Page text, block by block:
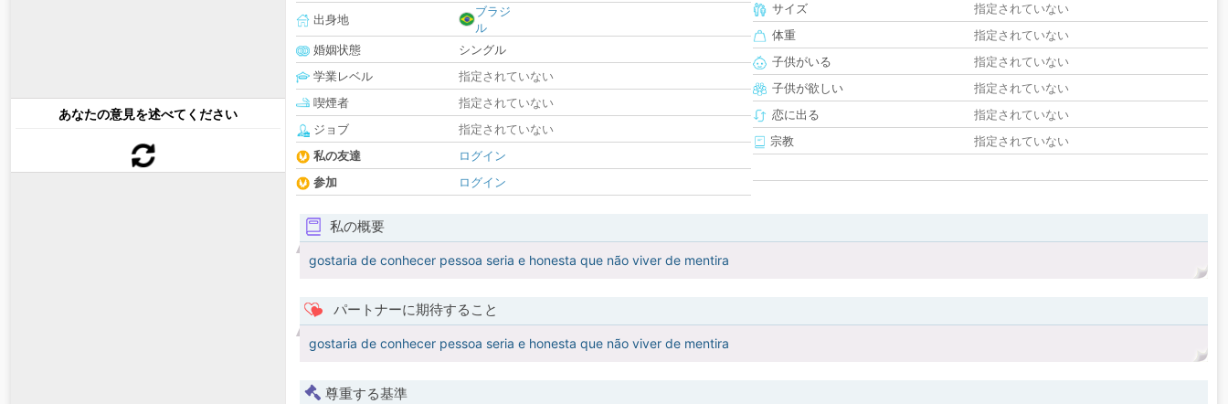
あなたの意見を述べてください
出身地
ブラジ
ル
婚姻状態
シングル
学業レベル
指定されていない
喫煙者
指定されていない
ジョブ
指定されていない
私の友達
ログイン
参加
ログイン
サイズ
指定されていない
体重
指定されていない
子供がいる
指定されていない
子供が欲しい
指定されていない
恋に出る
指定されていない
宗教
指定されていない
私の概要
gostaria de conhecer pessoa seria e honesta que não viver de mentira
パートナーに期待すること
gostaria de conhecer pessoa seria e honesta que não viver de mentira
尊重する基準